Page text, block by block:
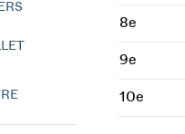
8e
9e
10e